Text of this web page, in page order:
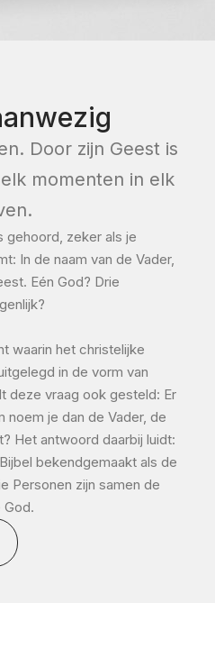
Door zijn Geest is
momenten in elk
gehoord, zeker als je
In de naam van de Vader,
Eén God? Drie
waarin het christelijke
in de vorm van
deze vraag ook gesteld: Er
noem je dan de Vader, de
Het antwoord daarbij luidt:
bekendgemaakt als de
Personen zijn samen de